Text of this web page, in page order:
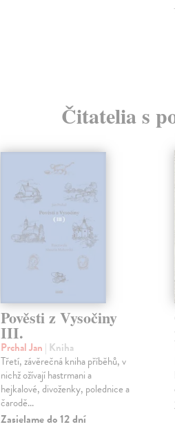
Čitatelia s
Pověsti z Vysočiny
III.
Prchal Jan | Kniha
Třetí, závěrečná kniha příběhů, v
nichž ožívají hastrmani a
hejkalové, divoženky, polednice a
čarodě...
Zasielame do 12 dní